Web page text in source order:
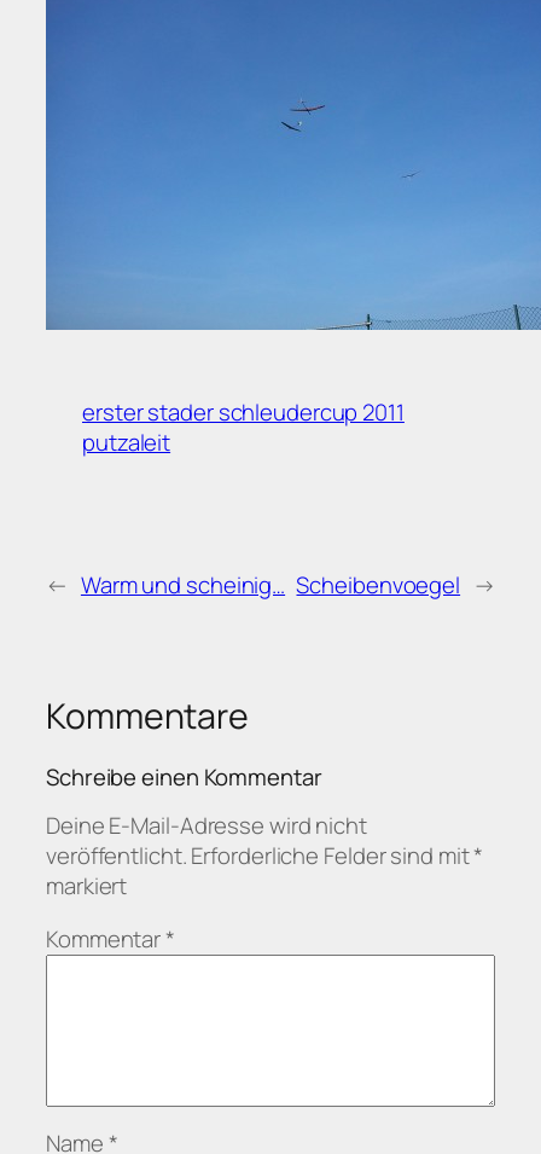
erster stader schleudercup 2011
putzaleit
← Warm und scheinig… Scheibenvoegel →
Kommentare
Schreibe einen Kommentar
Deine E-Mail-Adresse wird nicht
veröffentlicht.Erforderliche Felder sind mit*
markiert
Kommentar*
Name *